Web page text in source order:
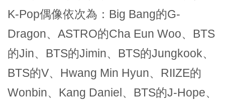
K-Pop偶像依次為：Big Bang的G-
Dragon、ASTRO的Cha Eun Woo、BTS
的Jin、BTS的Jimin、BTS的Jungkook、
BTS的V、Hwang Min Hyun、RIIZE的
Wonbin、Kang Daniel、BTS的J-Hope、